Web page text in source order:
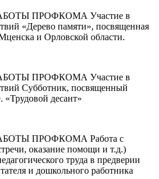
ПРОФКОМА Участие в
«Дерево памяти», посвященная
и Орловской области.
ПРОФКОМА Участие в
Субботник, посвященный
«Трудовой десант»
ПРОФКОМА Работа с
оказание помощи и т.д.)
труда в предверии
и дошкольного работника